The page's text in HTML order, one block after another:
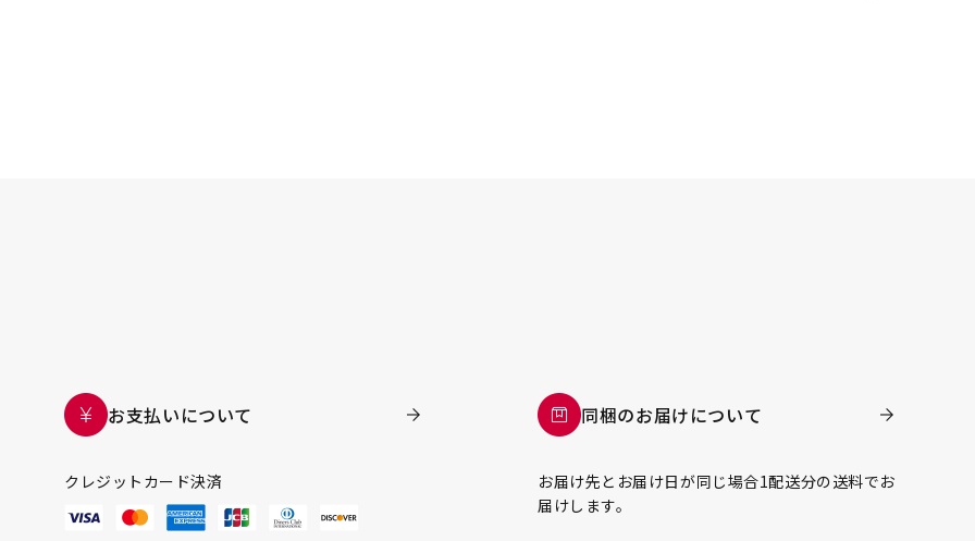
お支払いについて
クレジットカード決済
同梱のお届けについて
お届け先とお届け日が同じ場合1配送分の送料でお
届けします。